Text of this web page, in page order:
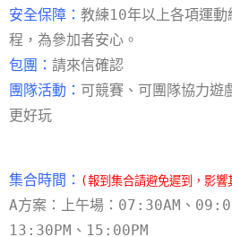
安全保障： 教練10年以上各項運
程，為參加者安心。
包團： 請來信確認
團隊活動： 可競賽、可團隊協力遊
更好玩
集合時間： (報到集合請避免遲到，影響
A方案：上午場：07:30AM、
13:30PM、15:00PM